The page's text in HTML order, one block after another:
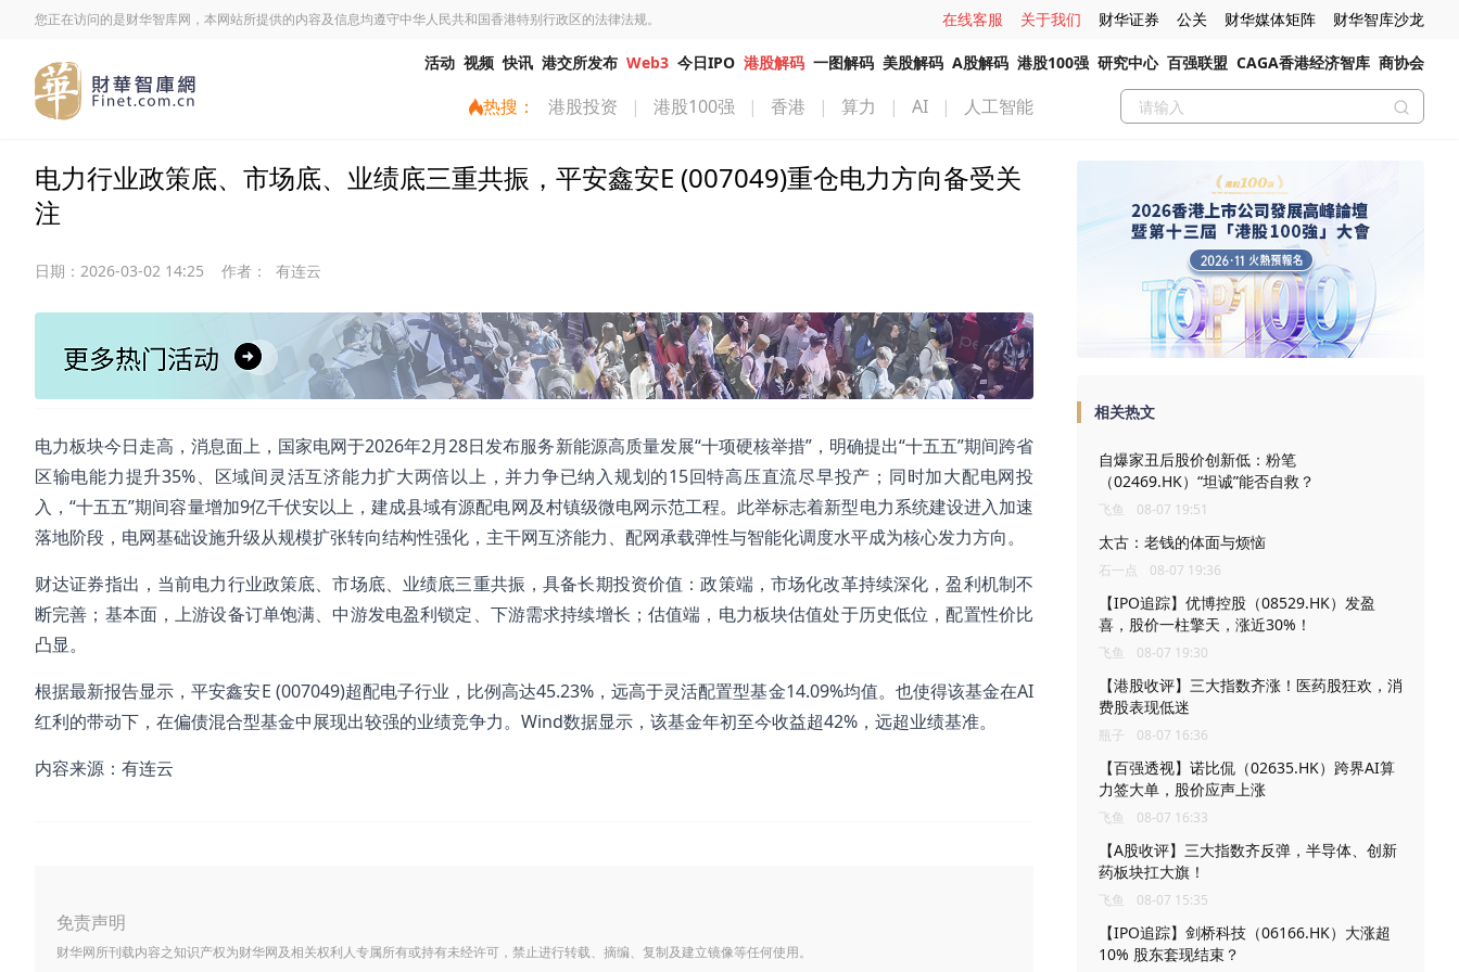
您正在访问的是财华智库网，本网站所提供的内容及信息均遵守中华人民共和国香港特别行政区的法律法规。 在线客服 关于我们 财华证券 公关 财华媒体矩阵 财华智库沙龙
活动 视频 快讯 港交所发布 Web3 今日IPO 港股解码 一图解码 美股解码 A股解码 港股100强 研究中心 百强联盟 CAGA香港经济智库 商协会
热搜： 港股投资 | 港股100强 | 香港 | 算力 | AI | 人工智能
电力行业政策底、市场底、业绩底三重共振，平安鑫安E (007049)重仓电力方向备受关
注
日期： 2026-03-02 14:25 作者： 有连云
电力板块今日走高，消息面上，国家电网于2026年2月28日发布服务新能源高质量发展“十项硬核举措”，明确提出“十五五”期间跨省
区输电能力提升35%、区域间灵活互济能力扩大两倍以上，并力争已纳入规划的15回特高压直流尽早投产；同时加大配电网投
入，“十五五”期间容量增加9亿千伏安以上，建成县域有源配电网及村镇级微电网示范工程。此举标志着新型电力系统建设进入加速
落地阶段，电网基础设施升级从规模扩张转向结构性强化，主干网互济能力、配网承载弹性与智能化调度水平成为核心发力方向。
财达证券指出，当前电力行业政策底、市场底、业绩底三重共振，具备长期投资价值：政策端，市场化改革持续深化，盈利机制不
断完善；基本面，上游设备订单饱满、中游发电盈利锁定、下游需求持续增长；估值端，电力板块估值处于历史低位，配置性价比
凸显。
根据最新报告显示，平安鑫安E (007049)超配电子行业，比例高达45.23%，远高于灵活配置型基金14.09%均值。也使得该基金在AI
红利的带动下，在偏债混合型基金中展现出较强的业绩竞争力。Wind数据显示，该基金年初至今收益超42%，远超业绩基准。
内容来源：有连云
免责声明
财华网所刊载内容之知识产权为财华网及相关权利人专属所有或持有未经许可，禁止进行转载、摘编、复制及建立镜像等任何使用。
相关热文
自爆家丑后股价创新低：粉笔
（02469.HK）“坦诚”能否自救？
飞鱼 08-07 19:51
太古：老钱的体面与烦恼
石一点 08-07 19:36
【IPO追踪】优博控股（08529.HK）发盈
喜，股价一柱擎天，涨近30%！
飞鱼 08-07 19:30
【港股收评】三大指数齐涨！医药股狂欢，消
费股表现低迷
瓶子 08-07 16:36
【百强透视】诺比侃（02635.HK）跨界AI算
力签大单，股价应声上涨
飞鱼 08-07 16:33
【A股收评】三大指数齐反弹，半导体、创新
药板块扛大旗！
飞鱼 08-07 15:35
【IPO追踪】剑桥科技（06166.HK）大涨超
10% 股东套现结束？